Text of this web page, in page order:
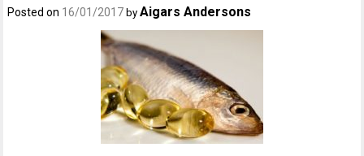
Posted on 16/01/2017 byAigars Andersons